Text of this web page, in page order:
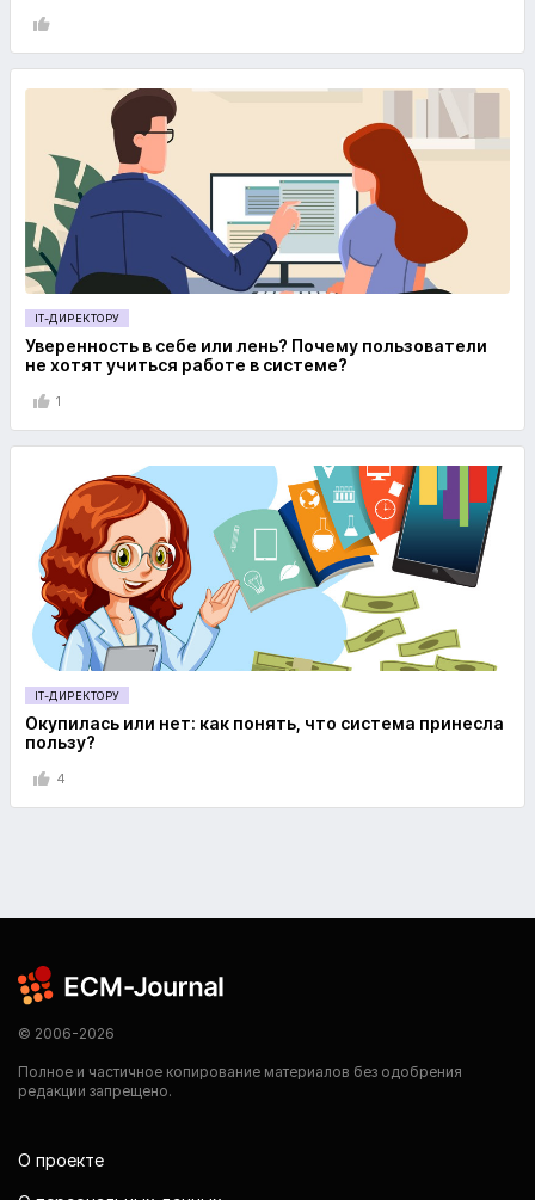
IT-ДИРЕКТОРУ
Уверенность в себе или лень? Почему пользователи
не хотят учиться работе в системе?
1
IT-ДИРЕКТОРУ
Окупилась или нет: как понять, что система принесла
пользу?
4
© 2006-2026
Полное и частичное копирование материалов без одобрения
редакции запрещено.
О проекте